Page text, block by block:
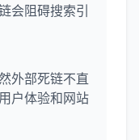
会阻碍搜索引
外部死链不直
户体验和网站